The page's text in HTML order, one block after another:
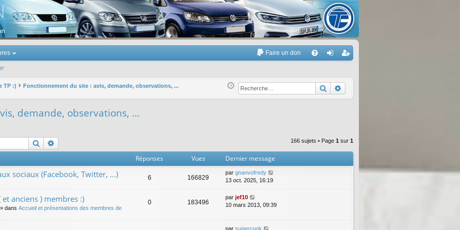
Touran
Faire un don
Q ne
xi
nr
eg
r
TP :) Fonctionnement du site : avis, demande, observations, ... Rechercher
demande, observations, ...
Rechercher 166 sujets • Page 1 sur 1
Réponses Vues Dernier message
sociaux (Facebook, Twitter, ...) 6 166829
par gnanvofredy
13 oct. 2025, 16:19
anciens ) membres :)
» dans Accueil et présentations des membres de
0 183496
par jef10
10 mars 2013, 09:39
par supercook